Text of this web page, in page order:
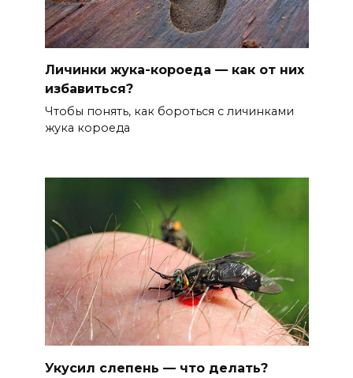
Личинки жука-короеда — как от них
избавиться?
Чтобы понять, как бороться с личинками
жука короеда
Укусил слепень — что делать?